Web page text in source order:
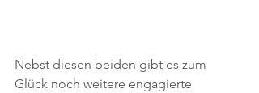
Nebst diesen beiden gibt es zum
Glück noch weitere engagierte